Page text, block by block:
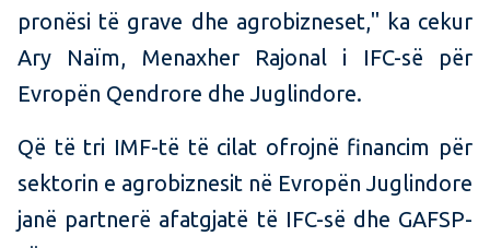
pronësi të grave dhe agrobizneset," ka cekur
Ary Naïm, Menaxher Rajonal i IFC-së për
Evropën Qendrore dhe Juglindore.
Që të tri IMF-të të cilat ofrojnë financim për
sektorin e agrobiznesit në Evropën Juglindore
janë partnerë afatgjatë të IFC-së dhe GAFSP-